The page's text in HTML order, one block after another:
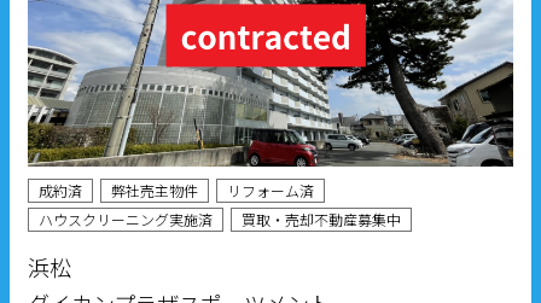
成約済 弊社売主物件
リフォーム済
ハウスクリーニング実施済
買取・売却不動産募集中
浜松